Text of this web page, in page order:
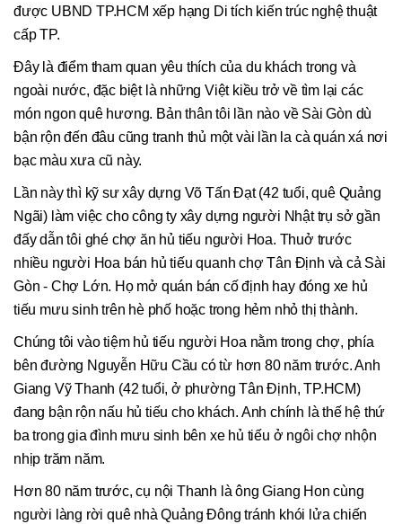
được UBND TP.HCM xếp hạng Di tích kiến trúc nghệ thuật
cấp TP.
Đây là điểm tham quan yêu thích của du khách trong và
ngoài nước, đặc biệt là những Việt kiều trở về tìm lại các
món ngon quê hương. Bản thân tôi lần nào về Sài Gòn dù
bận rộn đến đâu cũng tranh thủ một vài lần la cà quán xá nơi
bạc màu xưa cũ này.
Lần này thì kỹ sư xây dựng Võ Tấn Đạt (42 tuổi, quê Quảng
Ngãi) làm việc cho công ty xây dựng người Nhật trụ sở gần
đấy dẫn tôi ghé chợ ăn hủ tiếu người Hoa. Thuở trước
nhiều người Hoa bán hủ tiếu quanh chợ Tân Định và cả Sài
Gòn - Chợ Lớn. Họ mở quán bán cố định hay đóng xe hủ
tiếu mưu sinh trên hè phố hoặc trong hẻm nhỏ thị thành.
Chúng tôi vào tiệm hủ tiếu người Hoa nằm trong chợ, phía
bên đường Nguyễn Hữu Cầu có từ hơn 80 năm trước. Anh
Giang Vỹ Thanh (42 tuổi, ở phường Tân Định, TP.HCM)
đang bận rộn nấu hủ tiếu cho khách. Anh chính là thế hệ thứ
ba trong gia đình mưu sinh bên xe hủ tiếu ở ngôi chợ nhộn
nhịp trăm năm.
Hơn 80 năm trước, cụ nội Thanh là ông Giang Hon cùng
người làng rời quê nhà Quảng Đông tránh khói lửa chiến